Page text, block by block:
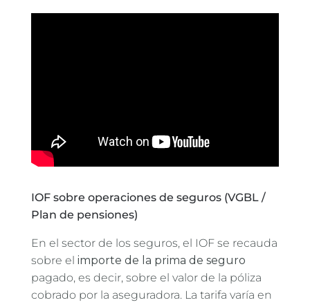
IOF sobre operaciones de seguros (VGBL /
Plan de pensiones)
En el sector de los seguros, el IOF se recauda
sobre el importe de la prima de seguro
pagado, es decir, sobre el valor de la póliza
cobrado por la aseguradora. La tarifa varía en